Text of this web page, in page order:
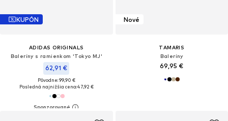
KUPÓN
ADIDAS ORIGINALS
Baleríny s ramienkom 'Tokyo MJ'
62,91 €
Pôvodne: 99,90 €
Posledná najnižšia cena:47,92 €
Nové
TAMARIS
Baleríny
69,95 €